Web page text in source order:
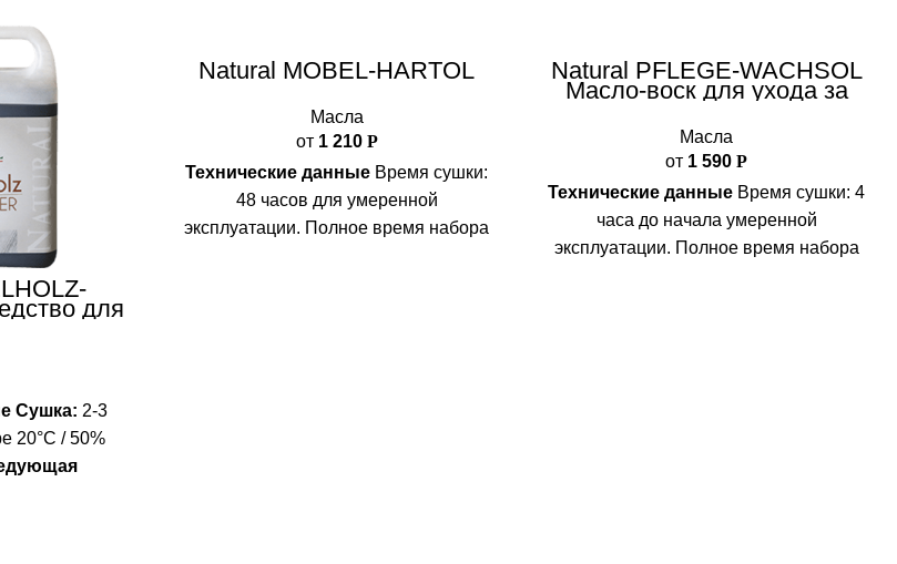
для
Сушка: 2-3
20°C / 50%
Natural MÖBEL-HARTÖL
Масла
от 1 210 Р
Технические данные Время сушки:
48 часов для умеренной
эксплуатации. Полное время набора
Natural PFLEGE-WACHSÖL
Масло-воск для ухода за
поверхностью
Масла
от 1 590Р
Технические данные Время сушки: 4
часа до начала умеренной
эксплуатации. Полное время набора